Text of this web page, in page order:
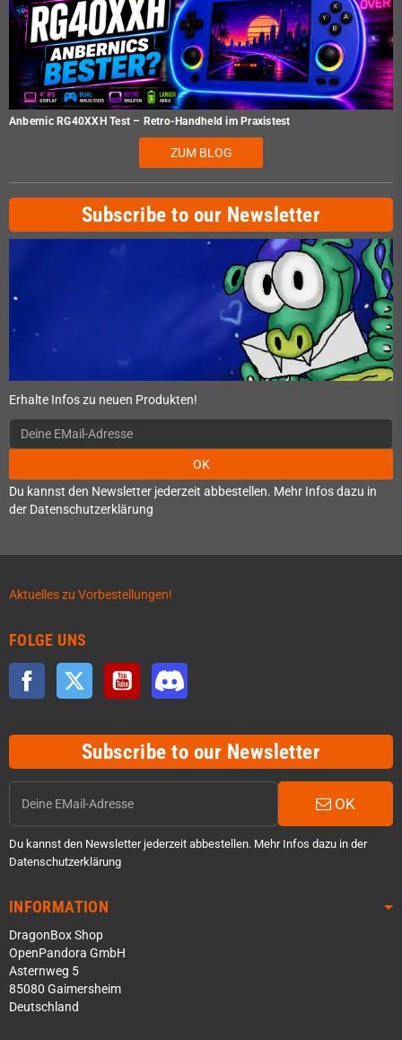
Anbernic RG40XXH Test – Retro-Handheld im Praxistest
ZUM BLOG
Subscribe to our Newsletter
Erhalte Infos zu neuen Produkten!
OK
Du kannst den Newsletter jederzeit abbestellen. Mehr Infos dazu in
der Datenschutzerklärung
Aktuelles zu Vorbestellungen!
FOLGE UNS
Facebook Twitter YouTube
Subscribe to our Newsletter
OK
Du kannst den Newsletter jederzeit abbestellen. Mehr Infos dazu in der
Datenschutzerklärung
INFORMATION
DragonBox Shop
OpenPandora GmbH
Asternweg 5
85080 Gaimersheim
Deutschland